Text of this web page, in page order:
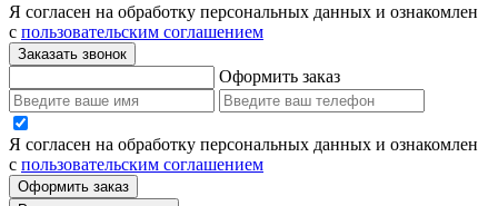
Я согласен на обработку персональных данных и ознакомлен
с пользовательским соглашением
Заказать звонок
Оформить заказ
Я согласен на обработку персональных данных и ознакомлен
с пользовательским соглашением
Оформить заказ